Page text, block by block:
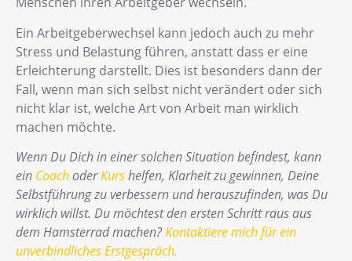
Ein Arbeitgeberwechsel kann jedoch auch zu mehr
Stress und Belastung führen, anstatt dass er eine
Erleichterung darstellt. Dies ist besonders dann der
Fall, wenn man sich selbst nicht verändert oder sich
nicht klar ist, welche Art von Arbeit man wirklich
machen möchte.
Wenn Du Dich in einer solchen Situation befindest, kann
ein CoachoderKurshelfen, Klarheit zu gewinnen, Deine
Selbstführung zu verbessern und herauszufinden, was Du
wirklich willst. Du möchtest den ersten Schritt raus aus
dem Hamsterrad machen?Kontaktiere mich für ein
unverbindliches Erstgespräch.